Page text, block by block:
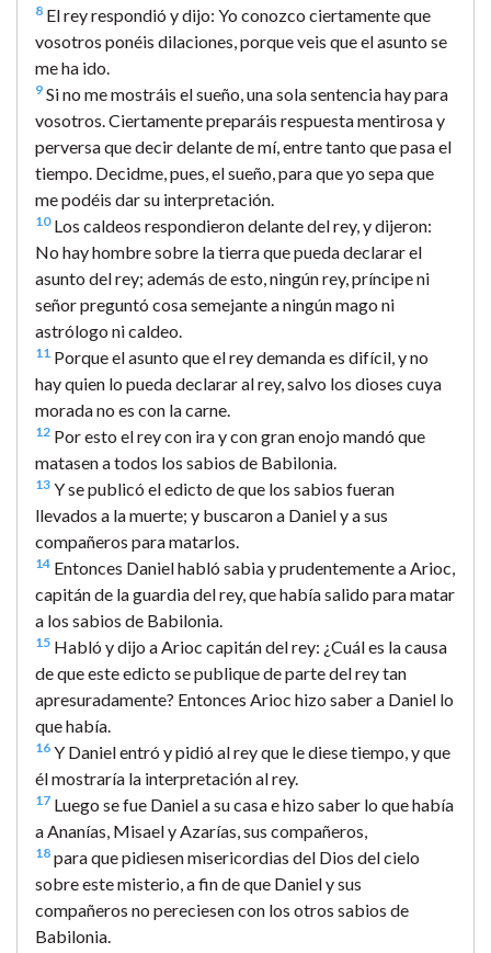
8 El rey respondió y dijo: Yo conozco ciertamente que
vosotros ponéis dilaciones, porque veis que el asunto se
me ha ido.
9 Si no me mostráis el sueño, una sola sentencia hay para
vosotros. Ciertamente preparáis respuesta mentirosa y
perversa que decir delante de mí, entre tanto que pasa el
tiempo. Decidme, pues, el sueño, para que yo sepa que
me podéis dar su interpretación.
10Los caldeos respondieron delante del rey, y dijeron:
No hay hombre sobre la tierra que pueda declarar el
asunto del rey; además de esto, ningún rey, príncipe ni
señor preguntó cosa semejante a ningún mago ni
astrólogo ni caldeo.
11 Porque el asunto que el rey demanda es difícil, y no
hay quien lo pueda declarar al rey, salvo los dioses cuya
morada no es con la carne.
12 Por esto el rey con ira y con gran enojo mandó que
matasen a todos los sabios de Babilonia.
13 Y se publicó el edicto de que los sabios fueran
llevados a la muerte; y buscaron a Daniel y a sus
compañeros para matarlos.
14 Entonces Daniel habló sabia y prudentemente a Arioc,
capitán de la guardia del rey, que había salido para matar
a los sabios de Babilonia.
15 Habló y dijo a Arioc capitán del rey: ¿Cuál es la causa
de que este edicto se publique de parte del rey tan
apresuradamente? Entonces Arioc hizo saber a Daniel lo
que había.
16 Y Daniel entró y pidió al rey que le diese tiempo, y que
él mostraría la interpretación al rey.
17 Luego se fue Daniel a su casa e hizo saber lo que había
a Ananías, Misael y Azarías, sus compañeros,
18 para que pidiesen misericordias del Dios del cielo
sobre este misterio, a fin de que Daniel y sus
compañeros no pereciesen con los otros sabios de
Babilonia.